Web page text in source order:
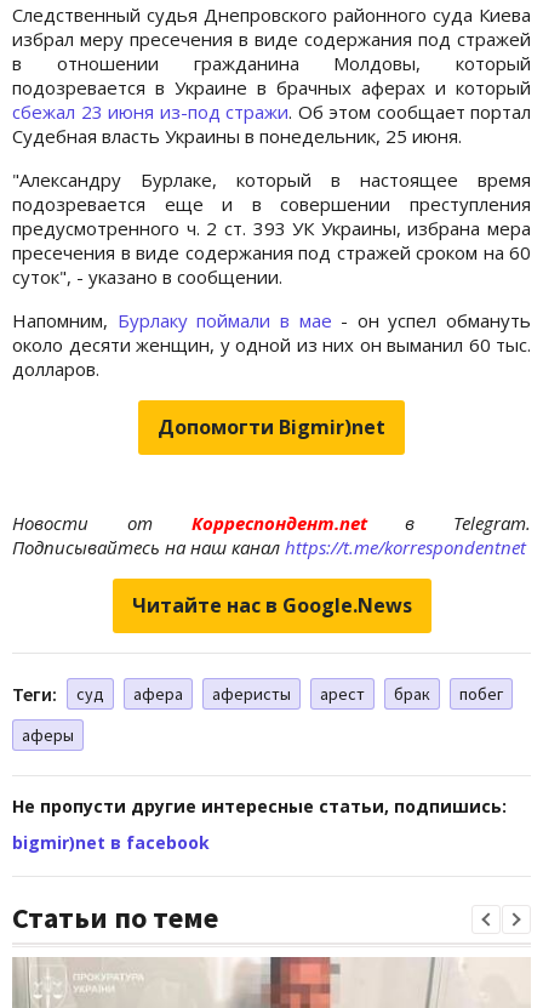
Следственный судья Днепровского районного суда Киева
избрал меру пресечения в виде содержания под стражей
в отношении гражданина Молдовы, который
подозревается в Украине в брачных аферах и который
сбежал 23 июня из-под стражи. Об этом сообщает портал
Судебная власть Украины в понедельник, 25 июня.
"Александру Бурлаке, который в настоящее время
подозревается еще и в совершении преступления
предусмотренного ч. 2 ст. 393 УК Украины, избрана мера
пресечения в виде содержания под стражей сроком на 60
суток", - указано в сообщении.
Напомним, Бурлаку поймали в мае - он успел обмануть
около десяти женщин, у одной из них он выманил 60 тыс.
долларов.
Допомогти Bigmir)net
Новости отКорреспондент.netв Telegram.
Подписывайтесь на наш канал https://t.me/korrespondentnet
Читайте нас в Google.News
Теги: суд афера аферисты арест брак
побег
аферы
Не пропусти другие интересные статьи, подпишись:
bigmir)net в facebook
Статьи по теме